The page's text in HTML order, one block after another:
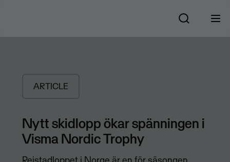
ARTICLE
Nytt skidlopp ökar spänningen i
Visma Nordic Trophy